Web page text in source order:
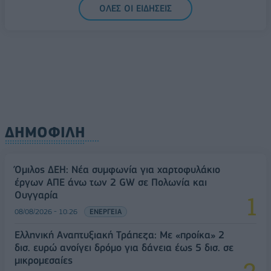
Ελλάδα στη μεγάλη τεχνολογική μετάβαση
ΟΛΕΣ ΟΙ ΕΙΔΗΣΕΙΣ
ΔΗΜΟΦΙΛΗ
Όμιλος ΔΕΗ: Νέα συμφωνία για χαρτοφυλάκιο
έργων ΑΠΕ άνω των 2 GW σε Πολωνία και
Ουγγαρία
08/08/2026 - 10:26 ΕΝΕΡΓΕΙΑ
Ελληνική Αναπτυξιακή Τράπεζα: Με «προίκα» 2
δισ. ευρώ ανοίγει δρόμο για δάνεια έως 5 δισ. σε
μικρομεσαίες